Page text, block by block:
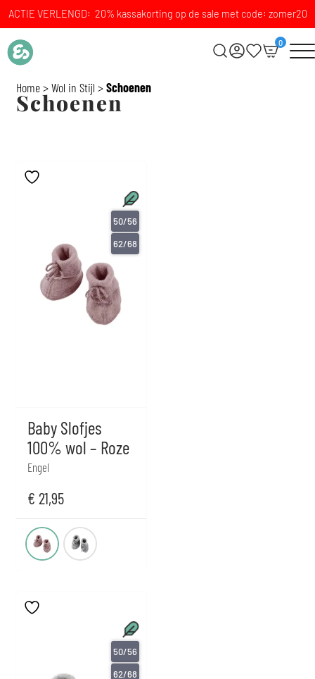
ACTIE VERLENGD: 20% kassakorting op de sale met code: zomer20
0
Home>Wol in Stijl >Schoenen
Schoenen
Baby Slofjes
100% wol – Roze
Engel
€ 21,95
50/56
62/68
50/56
62/68